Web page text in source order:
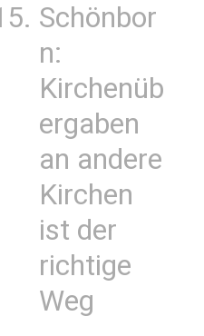
Schönbor
n:
Kirchenüb
ergaben
an andere
Kirchen
ist der
richtige
Weg